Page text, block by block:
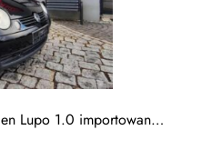
Lupo 1.0 importowan…